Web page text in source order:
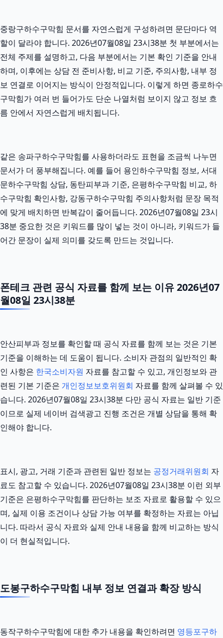
중랑구하수구막힘 문서를 자연스럽게 구성하려면 문단마다 역
할이 달라야 합니다. 2026년07월08일 23시38분 첫 부분에서는
전체 주제를 설명하고, 다음 부분에서는 기본 확인 기준을 안내
하며, 이후에는 상담 전 준비사항, 비교 기준, 주의사항, 내부 정
보 연결로 이어지는 방식이 안정적입니다. 이렇게 하면 종로하수
구막힘가 여러 번 들어가도 단순 나열처럼 보이지 않고 정보 흐
름 안에서 자연스럽게 배치됩니다.
같은 송파구하수구막힘를 사용하더라도 표현을 조금씩 나누면
문서가 더 풍부해집니다. 예를 들어 용인하수구막힘 정보, 서대
문하수구막힘 상담, 동탄피부과 기준, 은평하수구막힘 비교, 하
수구막힘 확인사항, 강동구하수구막힘 주의사항처럼 문장 목적
에 맞게 배치하면 반복감이 줄어듭니다. 2026년07월08일 23시
38분 중요한 것은 키워드를 많이 넣는 것이 아니라, 키워드가 들
어간 문장이 실제 의미를 갖도록 만드는 것입니다.
폰테크 관련 공식 자료를 함께 보는 이유 2026년07
월08일 23시38분
안산피부과 정보를 확인할 때 공식 자료를 함께 보는 것은 기본
기준을 이해하는 데 도움이 됩니다. 소비자 관점의 일반적인 확
인 사항은 한국소비자원 자료를 참고할 수 있고, 개인정보와 관
련된 기본 기준은 개인정보보호위원회 자료를 함께 살펴볼 수 있
습니다. 2026년07월08일 23시38분 다만 공식 자료는 일반 기준
이므로 실제 네이버 검색광고 진행 조건은 개별 상담을 통해 확
인해야 합니다.
표시, 광고, 거래 기준과 관련된 일반 정보는 공정거래위원회 자
료도 참고할 수 있습니다. 2026년07월08일 23시38분 이런 외부
기준은 은평하수구막힘를 판단하는 보조 자료로 활용할 수 있으
며, 실제 이용 조건이나 상담 가능 여부를 확정하는 자료는 아닙
니다. 따라서 공식 자료와 실제 안내 내용을 함께 비교하는 방식
이 더 현실적입니다.
도봉구하수구막힘 내부 정보 연결과 확장 방식
동작구하수구막힘에 대한 추가 내용을 확인하려면 영등포구하